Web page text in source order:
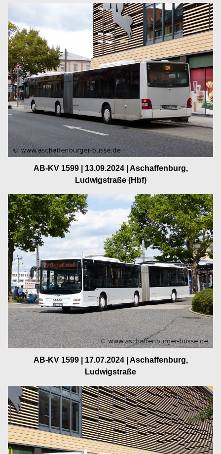
AB-KV 1599 | 13.09.2024 | Aschaffenburg,
Ludwigstraße (Hbf)
AB-KV 1599 | 17.07.2024 | Aschaffenburg,
Ludwigstraße